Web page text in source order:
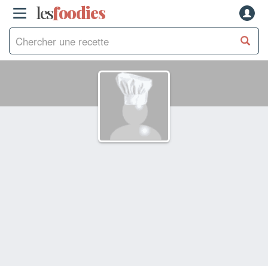
lesfoodies